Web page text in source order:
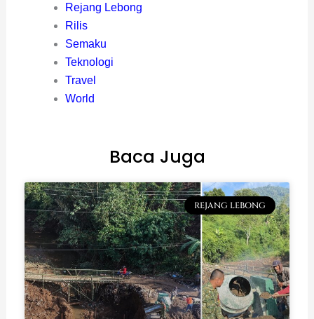
Rejang Lebong
Rilis
Semaku
Teknologi
Travel
World
Baca Juga
REJANG LEBONG